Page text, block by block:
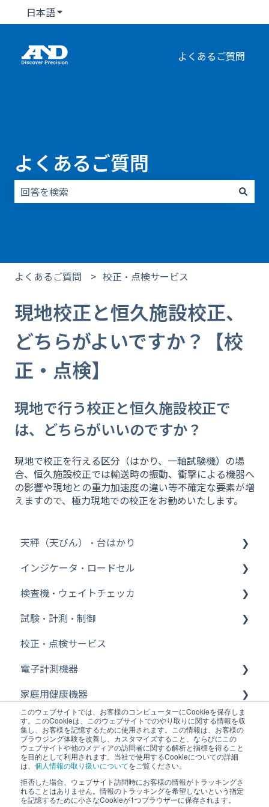
このウェブサイトでは、お客様のコンピューターにCookieを保存しま
す。このCookieは、このウェブサイトでのやり取りに関する情報を収
集し、お客様を記憶するために使用されます。この情報は、お客様の
ブラウジング体験を改善し、カスタマイズすること、ならびにこの
ウェブサイトや他のメディアの訪問者に関する解析と指標を得ること
を目的として利用されます。当社で使用するCookieについての詳細
は、 個人情報の取り扱いについてをご覧ください。
拒否した場合、ウェブサイト訪問時にお客様の情報がトラッキングさ
れることはありません。情報のトラッキングを希望しないという指定
を記憶するために小さなCookieが1つブラウザーに保存されます。
日本語翻訳のサブメニューを表示
よくあるご質問
よくあるご質問
よくあるご質問 校正・点検サービス
現地校正と恒久施設校正、
どちらがよいですか？【校
正・点検】
現地で行う校正と恒久施設校正で
は、どちらがいいのですか？
現地で校正を行える区分（はかり、一軸試験機）の場
合、恒久施設校正では輸送時の振動、衝撃による機器へ
の影響や現地との重力加速度の違い等不確定な要素が増
えますので、極力現地での校正をお勧めいたします。
天秤（天びん）・台はかり
その他【WinCT】
分析機器
台はかり
その他【比重測定キット】
Bluetooth
その他【天秤（天びん）・台はかり】
その他【特定計量器】
その他【校正用分銅】
その他【除電器（イオナイザー）】
その他【フットスイッチ】
インジケータ・ロードセル
インジケータ
ロードセル
検査機・ウェイトチェッカ
ウェイトチェッカ
金属検出機
試験・計測・制御
FFT ファイル変換
FFT WCAPROオフライン
FFT cWCA（AD3651）オンライン
FFT 信号発生器設定
FFT 表示
FFT フロントエンド（ハードウェア）ライセンス
FFT 入力設定
校正・点検サービス
電子計測機器
電気計測機器
デジタルノギス・その他
温度データロガー
NDT（非破壊検査器）
温湿度計・熱中症指数モニター・タイマー
家庭用健康機器
体温計
歩数計
血圧計
吸入器
医療機器・業務用体重計
医用電子血圧計・血圧監視装置
携帯型自動血圧計
生体情報モニタ・セントラルモニタ
ホーム
Copyright © 2026, 株式会社エー・アンド・デ